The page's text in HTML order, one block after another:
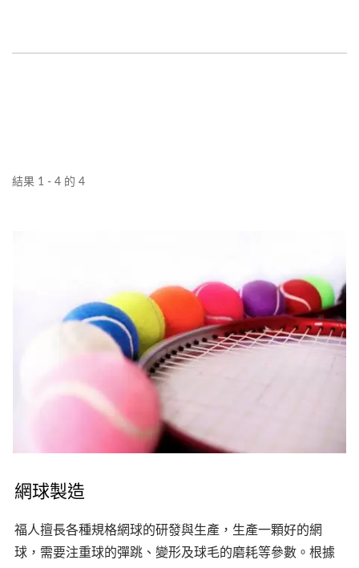
結果 1 - 4 的 4
網球製造
福人擅長各種規格網球的研發與生產，生產一顆好的網
球，需要注重球的彈跳、變形及球毛的磨耗等參數。根據